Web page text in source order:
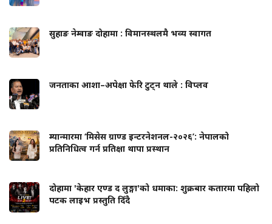
सुहाङ नेम्वाङ दोहामा : विमानस्थलमै भव्य स्वागत
जनताका आशा–अपेक्षा फेरि टुट्न थाले : विप्लव
म्यान्मारमा ‘मिसेस ग्राण्ड इन्टरनेशनल-२०२६’: नेपालको
प्रतिनिधित्व गर्न प्रतिक्षा थापा प्रस्थान
दोहामा 'केहार एण्ड द लुङ्गा'को धमाका: शुक्रबार कतारमा पहिलो
पटक लाइभ प्रस्तुति दिँदै